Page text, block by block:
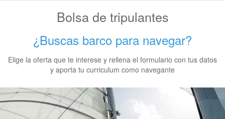
Bolsa de tripulantes
¿Buscas barco para navegar?
Elige la oferta que te interese y rellena el formulario con tus datos
y aporta tu curriculum como navegante